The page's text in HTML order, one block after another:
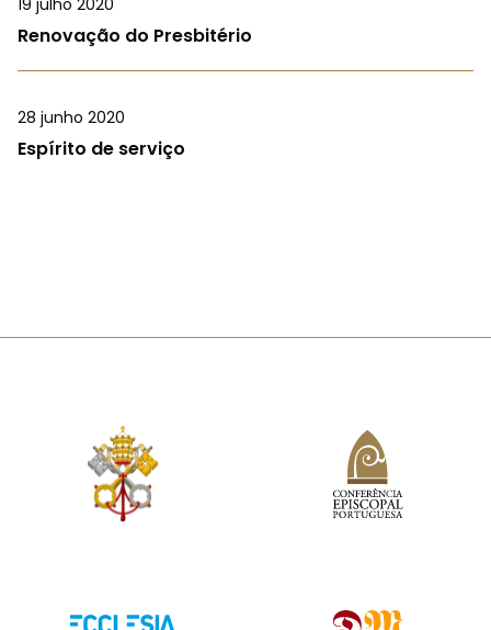
19 julho 2020
Renovação do Presbitério
28 junho 2020
Espírito de serviço